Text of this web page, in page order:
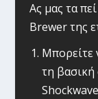
Ας μας τα
Brewer της
Μπορείτε
τη βασική